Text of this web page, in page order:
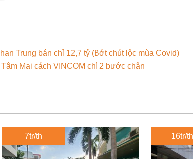
Trung bán chỉ 12,7 tỷ (Bớt chút lộc mùa Covid)
Mai cách VINCOM chỉ 2 bước chân
7tr/th 16tr/th